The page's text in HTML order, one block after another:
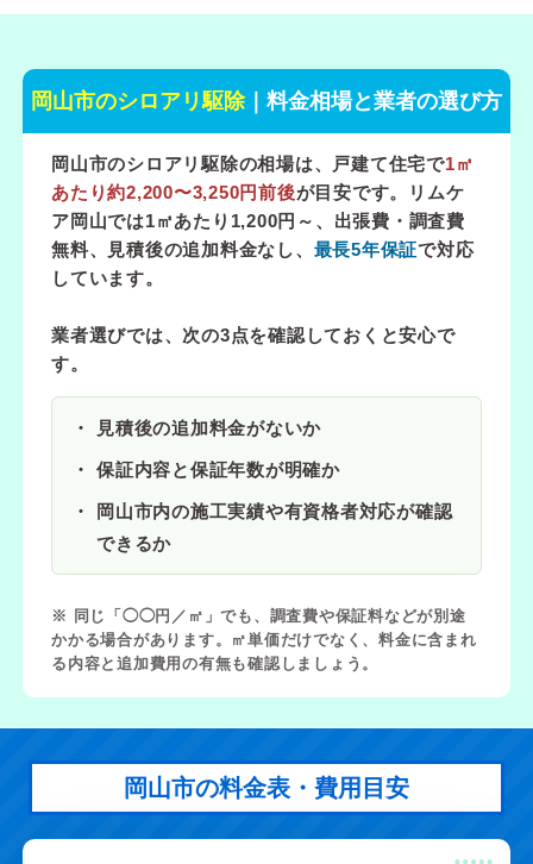
岡山市のシロアリ駆除｜料金相場と業者の選び方
岡山市のシロアリ駆除の相場は、戸建て住宅で1㎡
あたり約2,200〜3,250円前後が目安です。リムケ
ア岡山では1㎡あたり1,200円～ 、出張費・調査費
無料、見積後の追加料金なし、 最長5年保証で対応
しています。
業者選びでは、次の3点を確認しておくと安心で
す。
見積後の追加料金がないか
保証内容と保証年数が明確か
岡山市内の施工実績や有資格者対応が確認
できるか
※ 同じ「◯◯円／㎡」でも、調査費や保証料などが別途
かかる場合があります。㎡単価だけでなく、料金に含まれ
る内容と追加費用の有無も確認しましょう。
岡山市の料金表・費用目安